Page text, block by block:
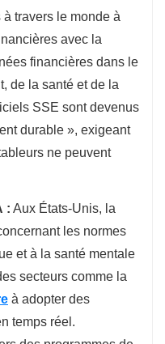
travers le monde à
avec la
financières dans le
de la santé et de la
SSE sont devenus
durable », exigeant
ne peuvent
: Aux États-Unis, la
les normes
et à la santé mentale
secteurs comme la
à adopter des
temps réel.